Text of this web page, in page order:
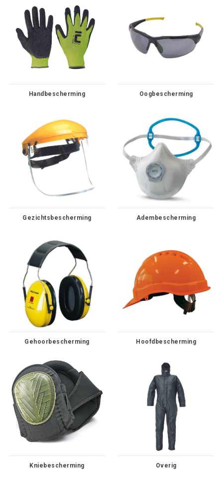
Handbescherming Oogbescherming
Gezichtsbescherming Adembescherming
Gehoorbescherming Hoofdbescherming
Kniebescherming Overig